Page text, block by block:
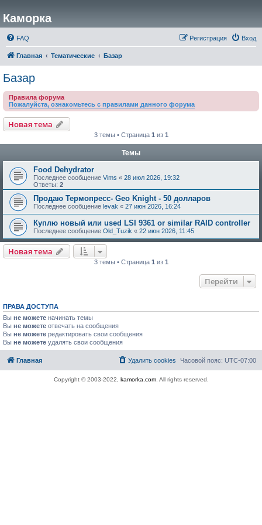
Каморка
FAQ Вход
Регистрация
Главная Тематические Базар
Базар
Правила форума
Пожалуйста, ознакомьтесь с правилами данного форума
Новая тема
3 темы • Страница 1 из 1
Темы
Food Dehydrator
Последнее сообщение Vims « 28 июл 2026, 19:32
Ответы: 2
Продаю Термопресс- Geo Knight - 50 долларов
Последнее сообщение levak « 27 июн 2026, 16:24
Куплю новый или used LSI 9361 or similar RAID controller
Последнее сообщение Old_Tuzik « 22 июн 2026, 11:45
Новая тема
3 темы • Страница 1 из 1
Перейти
ПРАВА ДОСТУПА
Вы не можете начинать темы
Вы не можете отвечать на сообщения
Вы не можете редактировать свои сообщения
Вы не можете удалять свои сообщения
Главная Часовой пояс: UTC-07:00
Удалить cookies
Copyright © 2003-2022, kamorka.com. All rights reserved.